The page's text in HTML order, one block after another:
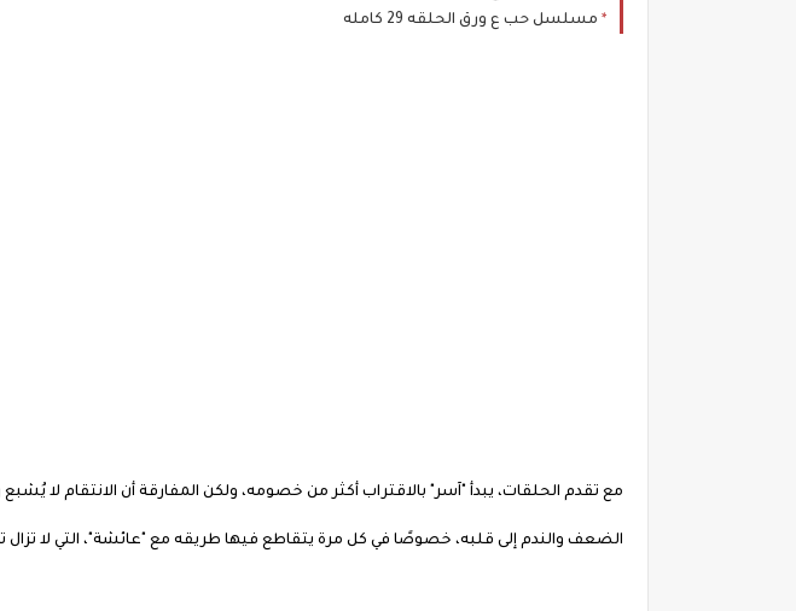
مسلسل حب ع ورق الحلقه 29 كامله
مع تقدم الحلقات، يبدأ "آسر" بالاقتراب أكثر من خصومه، ولكن المفارقة أن الانتقام لا
الضعف والندم إلى قلبه، خصوصًا في كل مرة يتقاطع فيها طريقه مع "عائشة"، التي لا تزال